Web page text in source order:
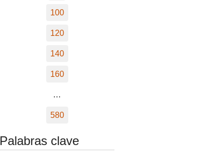
100
120
140
160
…
580
Palabras clave